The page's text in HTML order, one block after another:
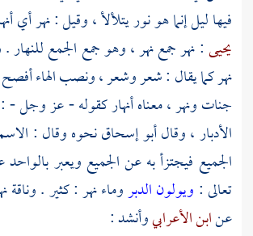
فيها ليل إنما هو نور يتلألأ ، وقيل : نهر أي
يحيى: نهر جمع نهر ، وهو جمع الجمع
نهر كما يقال : شعر وشعر ، ونصب الهاء
جنات ونهر ، معناه أنهار كقوله - عز وجل - :
الأدبار ، وقالأبو إسحاقنحوه وقال :
الجميع فيجتزأ به عن الجميع ويعبر
تعالى : ويولون الدبروماء نهر : كثير . وناقة
عنابن الأعرابيوأنشد :